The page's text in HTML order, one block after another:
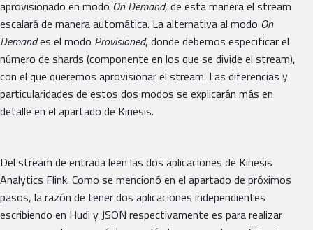
aprovisionado en modo On Demand, de esta manera el stream
escalará de manera automática. La alternativa al modo On
Demandes el modo Provisioned, donde debemos especificar el
número de shards (componente en los que se divide el stream),
con el que queremos aprovisionar el stream. Las diferencias y
particularidades de estos dos modos se explicarán más en
detalle en el apartado de Kinesis.
Del stream de entrada leen las dos aplicaciones de Kinesis
Analytics Flink. Como se mencionó en el apartado de próximos
pasos, la razón de tener dos aplicaciones independientes
escribiendo en Hudi y JSON respectivamente es para realizar